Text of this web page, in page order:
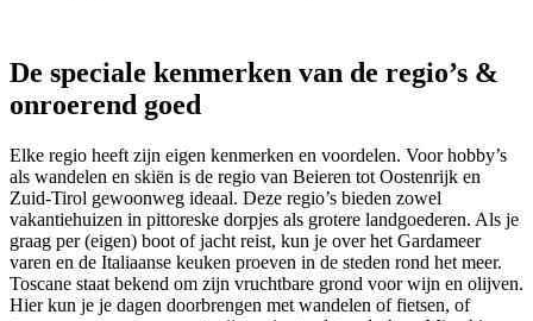
De speciale kenmerken van de regio’s &
onroerend goed
Elke regio heeft zijn eigen kenmerken en voordelen. Voor hobby’s
als wandelen en skiën is de regio van Beieren tot Oostenrijk en
Zuid-Tirol gewoonweg ideaal. Deze regio’s bieden zowel
vakantiehuizen in pittoreske dorpjes als grotere landgoederen. Als je
graag per (eigen) boot of jacht reist, kun je over het Gardameer
varen en de Italiaanse keuken proeven in de steden rond het meer.
Toscane staat bekend om zijn vruchtbare grond voor wijn en olijven.
Hier kun je je dagen doorbrengen met wandelen of fietsen, of